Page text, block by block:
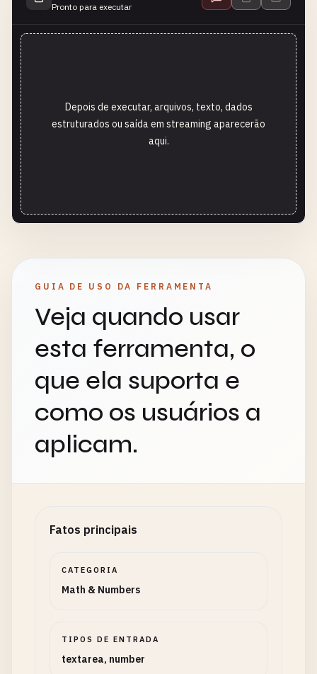
Pronto para executar
Depois de executar, arquivos, texto, dados
estruturados ou saída em streaming aparecerão
aqui.
GUIA DE USO DA FERRAMENTA
Veja quando usar
esta ferramenta, o
que ela suporta e
como os usuários a
aplicam.
Fatos principais
CATEGORIA
Math & Numbers
TIPOS DE ENTRADA
textarea, number